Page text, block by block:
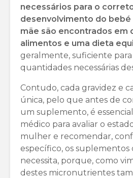
necessários para o
desenvolvimento do bebé
mãe são encontrados em
alimentos e uma dieta
geralmente, suficiente
quantidades necessárias
Contudo, cada gravidez e
única, pelo que antes de
um suplemento, é
médico para avaliar o
mulher e recomendar,
específico, os
necessita, porque, como
destes micronutrientes